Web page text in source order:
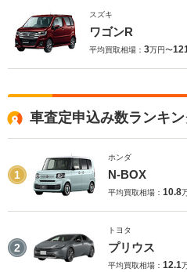
スズキ
ワゴンR
平均買取相場： 3万円〜
車査定申込み数ランキ
1
ホンダ
N-BOX
平均買取相場： 10.8
2
トヨタ
プリウス
平均買取相場： 12.1